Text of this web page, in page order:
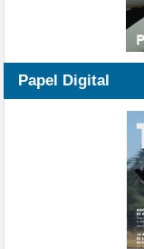
Papel Digital